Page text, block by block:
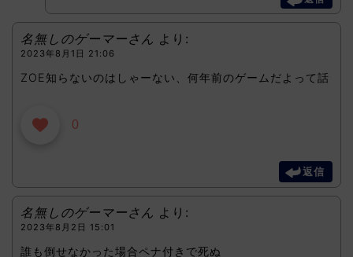
名無しのゲーマーさん より:
2023年8月1日 21:06
ZOE知らないのはしゃーない、何年前のゲームだよって話
0
返信
名無しのゲーマーさん より:
2023年8月2日 15:01
誰も倒せなかった場合ペナ付きで死ぬ